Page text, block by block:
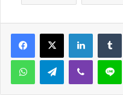
Facebook
X Linkedin
WhatsAppTelegramViber